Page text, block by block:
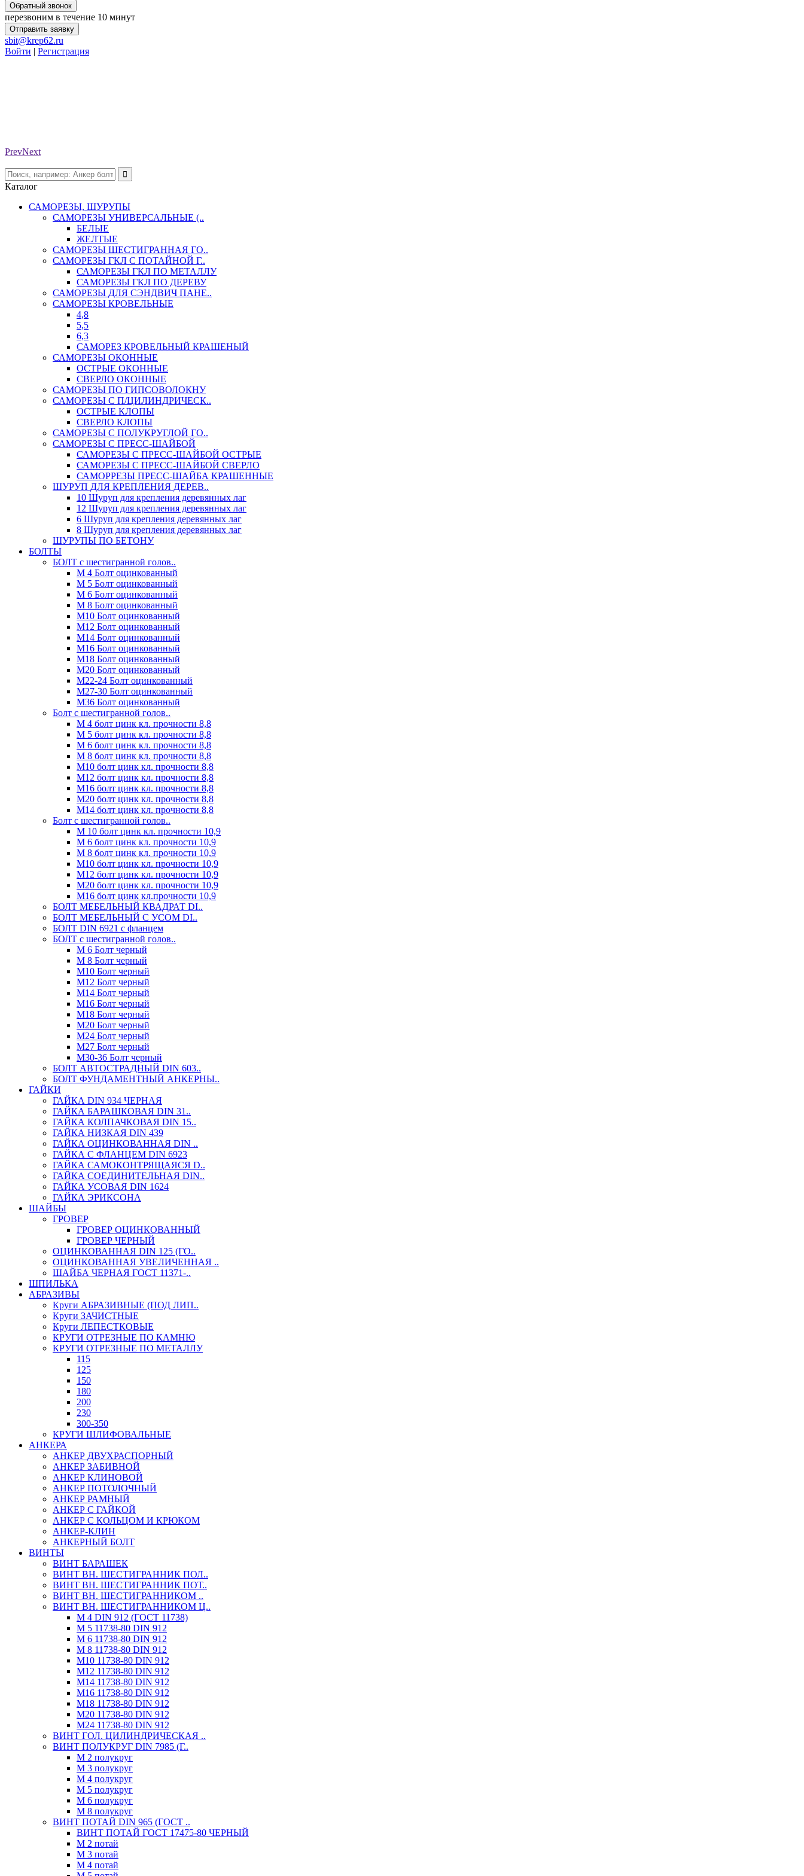
Обратный звонок
перезвоним в течение 10 минут
Отправить заявку
sbit@krep62.ru
Войти | Регистрация
PrevNext
Каталог
САМОРЕЗЫ, ШУРУПЫ
САМОРЕЗЫ УНИВЕРСАЛЬНЫЕ (..
БЕЛЫЕ
ЖЕЛТЫЕ
САМОРЕЗЫ ШЕСТИГРАННАЯ ГО..
САМОРЕЗЫ ГКЛ С ПОТАЙНОЙ Г..
САМОРЕЗЫ ГКЛ ПО МЕТАЛЛУ
САМОРЕЗЫ ГКЛ ПО ДЕРЕВУ
САМОРЕЗЫ ДЛЯ СЭНДВИЧ ПАНЕ..
САМОРЕЗЫ КРОВЕЛЬНЫЕ
4,8
5,5
6,3
САМОРЕЗ КРОВЕЛЬНЫЙ КРАШЕНЫЙ
САМОРЕЗЫ ОКОННЫЕ
ОСТРЫЕ ОКОННЫЕ
СВЕРЛО ОКОННЫЕ
САМОРЕЗЫ ПО ГИПСОВОЛОКНУ
САМОРЕЗЫ С П/ЦИЛИНДРИЧЕСК..
ОСТРЫЕ КЛОПЫ
СВЕРЛО КЛОПЫ
САМОРЕЗЫ С ПОЛУКРУГЛОЙ ГО..
САМОРЕЗЫ С ПРЕСС-ШАЙБОЙ
САМОРЕЗЫ С ПРЕСС-ШАЙБОЙ ОСТРЫЕ
САМОРЕЗЫ С ПРЕСС-ШАЙБОЙ СВЕРЛО
САМОРРЕЗЫ ПРЕСС-ШАЙБА КРАШЕННЫЕ
ШУРУП ДЛЯ КРЕПЛЕНИЯ ДЕРЕВ..
10 Шуруп для крепления деревянных лаг
12 Шуруп для крепления деревянных лаг
6 Шуруп для крепления деревянных лаг
8 Шуруп для крепления деревянных лаг
ШУРУПЫ ПО БЕТОНУ
БОЛТЫ
БОЛТ с шестигранной голов..
М 4 Болт оцинкованный
М 5 Болт оцинкованный
М 6 Болт оцинкованный
М 8 Болт оцинкованный
М10 Болт оцинкованный
М12 Болт оцинкованный
М14 Болт оцинкованный
М16 Болт оцинкованный
М18 Болт оцинкованный
М20 Болт оцинкованный
М22-24 Болт оцинкованный
М27-30 Болт оцинкованный
М36 Болт оцинкованный
Болт с шестигранной голов..
М 4 болт цинк кл. прочности 8,8
М 5 болт цинк кл. прочности 8,8
М 6 болт цинк кл. прочности 8,8
М 8 болт цинк кл. прочности 8,8
М10 болт цинк кл. прочности 8,8
М12 болт цинк кл. прочности 8,8
М16 болт цинк кл. прочности 8,8
М20 болт цинк кл. прочности 8,8
М14 болт цинк кл. прочности 8,8
Болт с шестигранной голов..
М 10 болт цинк кл. прочности 10,9
М 6 болт цинк кл. прочности 10,9
М 8 болт цинк кл. прочности 10,9
М10 болт цинк кл. прочности 10,9
М12 болт цинк кл. прочности 10,9
М20 болт цинк кл. прочности 10,9
М16 болт цинк кл.прочности 10,9
БОЛТ МЕБЕЛЬНЫЙ КВАДРАТ DI..
БОЛТ МЕБЕЛЬНЫЙ С УСОМ DI..
БОЛТ DIN 6921 c фланцем
БОЛТ с шестигранной голов..
М 6 Болт черный
М 8 Болт черный
М10 Болт черный
М12 Болт черный
М14 Болт черный
М16 Болт черный
М18 Болт черный
М20 Болт черный
М24 Болт черный
М27 Болт черный
М30-36 Болт черный
БОЛТ АВТОСТРАДНЫЙ DIN 603..
БОЛТ ФУНДАМЕНТНЫЙ АНКЕРНЫ..
ГАЙКИ
ГАЙКА DIN 934 ЧЕРНАЯ
ГАЙКА БАРАШКОВАЯ DIN 31..
ГАЙКА КОЛПАЧКОВАЯ DIN 15..
ГАЙКА НИЗКАЯ DIN 439
ГАЙКА ОЦИНКОВАННАЯ DIN ..
ГАЙКА С ФЛАНЦЕМ DIN 6923
ГАЙКА САМОКОНТРЯЩАЯСЯ D..
ГАЙКА СОЕДИНИТЕЛЬНАЯ DIN..
ГАЙКА УСОВАЯ DIN 1624
ГАЙКА ЭРИКСОНА
ШАЙБЫ
ГРОВЕР
ГРОВЕР ОЦИНКОВАННЫЙ
ГРОВЕР ЧЕРНЫЙ
ОЦИНКОВАННАЯ DIN 125 (ГО..
ОЦИНКОВАННАЯ УВЕЛИЧЕННАЯ ..
ШАЙБА ЧЕРНАЯ ГОСТ 11371-..
ШПИЛЬКА
АБРАЗИВЫ
Круги АБРАЗИВНЫЕ (ПОД ЛИП..
Круги ЗАЧИСТНЫЕ
Круги ЛЕПЕСТКОВЫЕ
КРУГИ ОТРЕЗНЫЕ ПО КАМНЮ
КРУГИ ОТРЕЗНЫЕ ПО МЕТАЛЛУ
115
125
150
180
200
230
300-350
КРУГИ ШЛИФОВАЛЬНЫЕ
АНКЕРА
АНКЕР ДВУХРАСПОРНЫЙ
АНКЕР ЗАБИВНОЙ
АНКЕР КЛИНОВОЙ
АНКЕР ПОТОЛОЧНЫЙ
АНКЕР РАМНЫЙ
АНКЕР С ГАЙКОЙ
АНКЕР С КОЛЬЦОМ И КРЮКОМ
АНКЕР-КЛИН
АНКЕРНЫЙ БОЛТ
ВИНТЫ
ВИНТ БАРАШЕК
ВИНТ ВН. ШЕСТИГРАННИК ПОЛ..
ВИНТ ВН. ШЕСТИГРАННИК ПОТ..
ВИНТ ВН. ШЕСТИГРАННИКОМ ..
ВИНТ ВН. ШЕСТИГРАННИКОМ Ц..
М 4 DIN 912 (ГОСТ 11738)
М 5 11738-80 DIN 912
М 6 11738-80 DIN 912
М 8 11738-80 DIN 912
М10 11738-80 DIN 912
М12 11738-80 DIN 912
М14 11738-80 DIN 912
М16 11738-80 DIN 912
М18 11738-80 DIN 912
М20 11738-80 DIN 912
М24 11738-80 DIN 912
ВИНТ ГОЛ. ЦИЛИНДРИЧЕСКАЯ ..
ВИНТ ПОЛУКРУГ DIN 7985 (Г..
М 2 полукруг
М 3 полукруг
М 4 полукруг
М 5 полукруг
М 6 полукруг
М 8 полукруг
ВИНТ ПОТАЙ DIN 965 (ГОСТ ..
ВИНТ ПОТАЙ ГОСТ 17475-80 ЧЕРНЫЙ
М 2 потай
М 3 потай
М 4 потай